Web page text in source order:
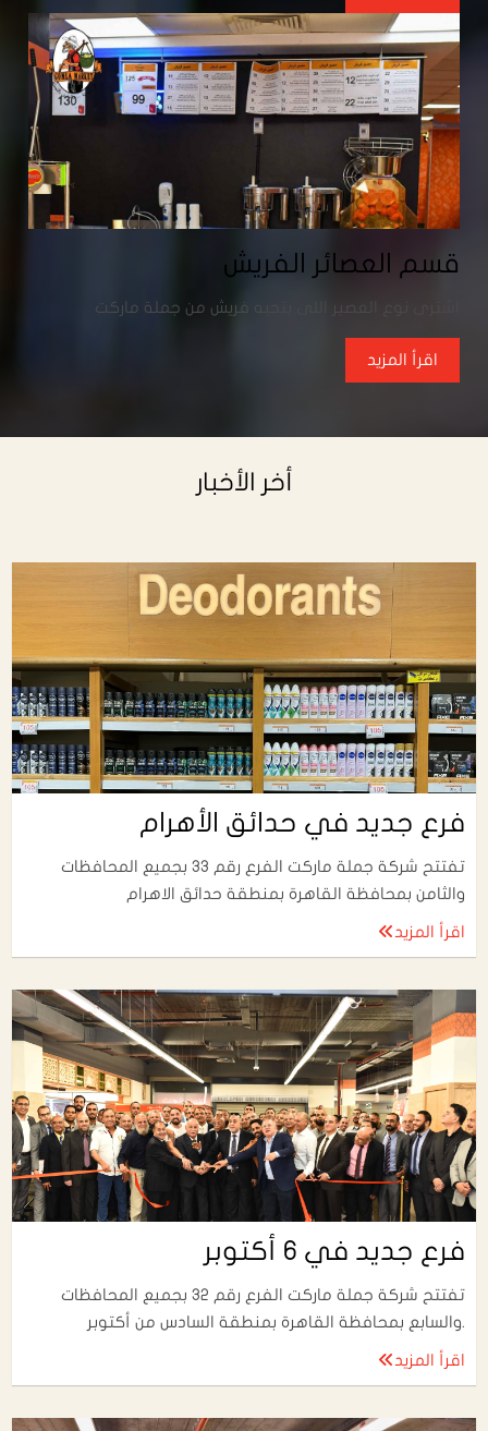
قسم العصائر الفريش
اشترى نوع العصير اللى بتحبه فريش من جملة ماركت
اقرأ المزيد
أخر الأخبار
فرع جديد في حدائق الأهرام
تفتتح شركة جملة ماركت الفرع رقم 33 بجميع المحافظات
والثامن بمحافظة القاهرة بمنطقة حدائق الاهرام
اقرأ المزيد
فرع جديد في 6 أكتوبر
تفتتح شركة جملة ماركت الفرع رقم 32 بجميع المحافظات
والسابع بمحافظة القاهرة بمنطقة السادس من أكتوبر.
اقرأ المزيد